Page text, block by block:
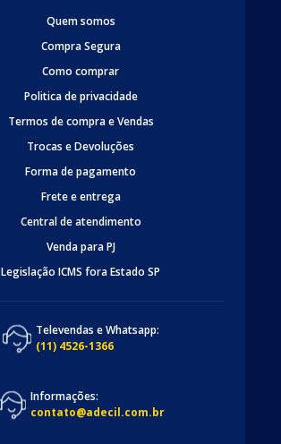
Quem somos
Compra Segura
Como comprar
Politica de privacidade
Termos de compra e Vendas
Trocas e Devoluções
Forma de pagamento
Frete e entrega
Central de atendimento
Venda para PJ
Legislação ICMS fora Estado SP
Televendas e Whatsapp:
(11) 4526-1366
Informações:
contato@adecil.com.br